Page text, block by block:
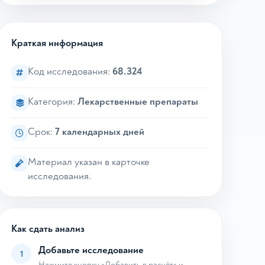
Краткая информация
Код исследования: 68.324
Категория: Лекарственные препараты
Срок: 7 календарных дней
Материал указан в карточке
исследования.
Как сдать анализ
1 Добавьте исследование